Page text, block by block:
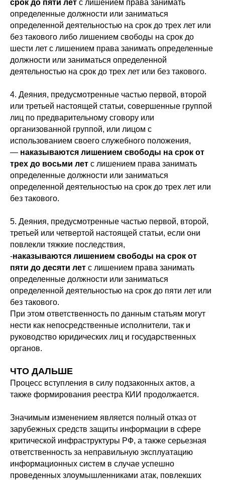
срок до пяти лет с лишением права занимать
определенные должности или заниматься
определенной деятельностью на срок до трех лет или
без такового либо лишением свободы на срок до
шести лет с лишением права занимать определенные
должности или заниматься определенной
деятельностью на срок до трех лет или без такового.
4. Деяния, предусмотренные частью первой, второй
или третьей настоящей статьи, совершенные группой
лиц по предварительному сговору или
организованной группой, или лицом с
использованием своего служебного положения,
— наказываются лишением свободы на срок от
трех до восьми лет с лишением права занимать
определенные должности или заниматься
определенной деятельностью на срок до трех лет или
без такового.
5. Деяния, предусмотренные частью первой, второй,
третьей или четвертой настоящей статьи, если они
повлекли тяжкие последствия,
-наказываются лишением свободы на срок от
пяти до десяти лет с лишением права занимать
определенные должности или заниматься
определенной деятельностью на срок до пяти лет или
без такового.
При этом ответственность по данным статьям могут
нести как непосредственные исполнители, так и
руководство юридических лиц и государственных
органов.
ЧТО ДАЛЬШЕ
Процесс вступления в силу подзаконных актов, а
также формирования реестра КИИ продолжается.
Значимым изменением является полный отказ от
зарубежных средств защиты информации в сфере
критической инфраструктуры РФ, а также серьезная
ответственность за неправильную эксплуатацию
информационных систем в случае успешно
проведенных злоумышленниками атак, повлекших